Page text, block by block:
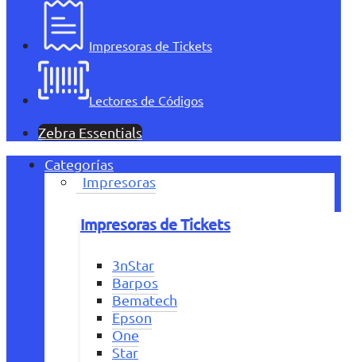
Impresoras de Tickets
Lectores de Códigos
Zebra Essentials
Categorías
Impresoras
Impresoras de Tickets
3nStar
Barpos
Bematech
Epson
One
Star